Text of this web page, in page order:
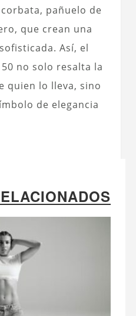
pañuelo de
que crean una
Así, el
no solo resalta la
quien lo lleva, sino
de elegancia